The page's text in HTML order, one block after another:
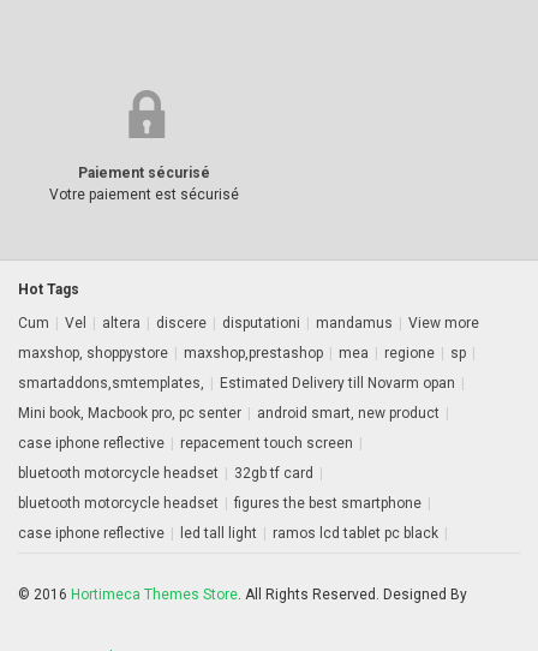
Paiement sécurisé
Votre paiement est sécurisé
Hot Tags
Cum | Vel | altera | discere | disputationi | mandamus |
maxshop, shoppystore | maxshop,prestashop | mea | regione | sp |
smartaddons,smtemplates,
| Estimated Delivery till Novarm opan |
Mini book, Macbook pro, pc senter | android smart, new product |
case iphone reflective | repacement touch screen |
bluetooth motorcycle headset | 32gb tf card |
bluetooth motorcycle headset | figures the best smartphone |
case iphone reflective | led tall light | ramos lcd tablet pc black |
View more
© 2016 Hortimeca Themes Store . All Rights Reserved. Designed By